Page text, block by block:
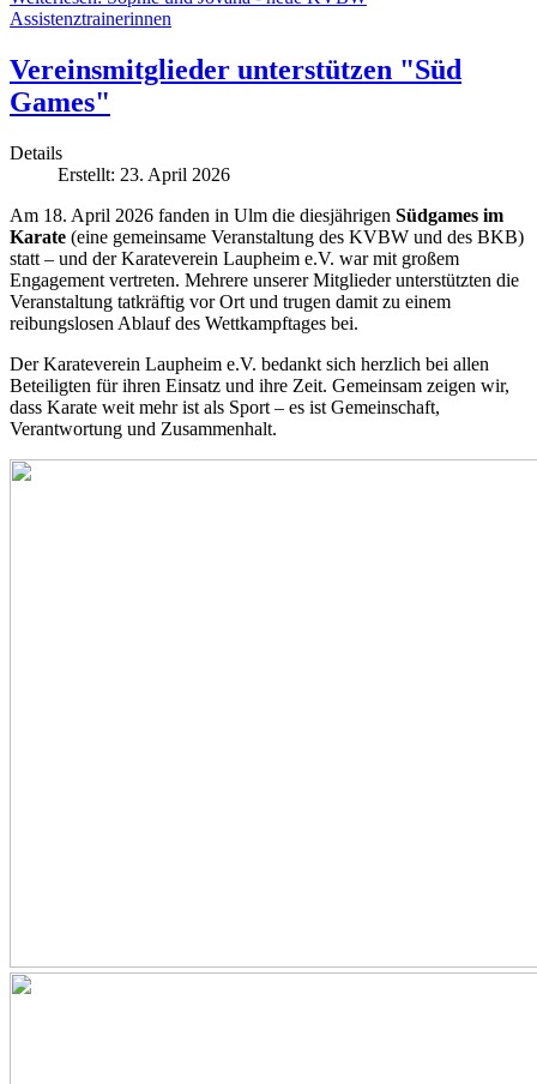
Assistenztrainerinnen
Vereinsmitglieder unterstützen "Süd
Games"
Details
Erstellt: 23. April 2026
Am 18. April 2026 fanden in Ulm die diesjährigen Südgames im
Karate (eine gemeinsame Veranstaltung des KVBW und des BKB)
statt – und der Karateverein Laupheim e.V. war mit großem
Engagement vertreten. Mehrere unserer Mitglieder unterstützten die
Veranstaltung tatkräftig vor Ort und trugen damit zu einem
reibungslosen Ablauf des Wettkampftages bei.
Der Karateverein Laupheim e.V. bedankt sich herzlich bei allen
Beteiligten für ihren Einsatz und ihre Zeit. Gemeinsam zeigen wir,
dass Karate weit mehr ist als Sport – es ist Gemeinschaft,
Verantwortung und Zusammenhalt.